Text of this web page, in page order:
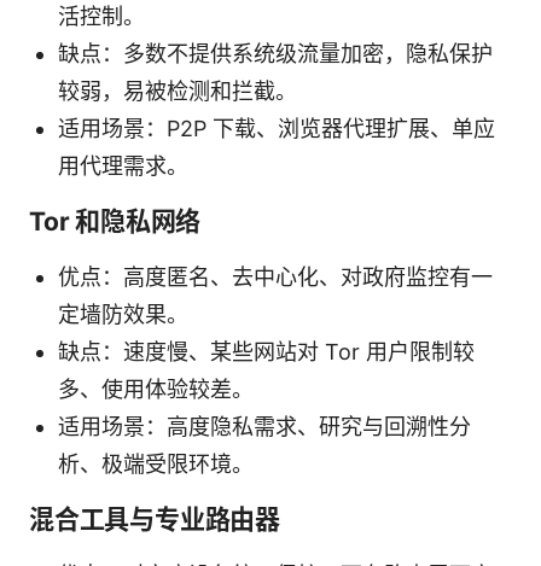
活控制。
缺点：多数不提供系统级流量加密，隐私保护
较弱，易被检测和拦截。
适用场景：P2P 下载、浏览器代理扩展、单应
用代理需求。
Tor 和隐私网络
优点：高度匿名、去中心化、对政府监控有一
定墙防效果。
缺点：速度慢、某些网站对 Tor 用户限制较
多、使用体验较差。
适用场景：高度隐私需求、研究与回溯性分
析、极端受限环境。
混合工具与专业路由器